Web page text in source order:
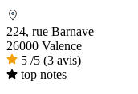
224, rue Barnave
26000 Valence
5 /5 (3 avis)
top notes